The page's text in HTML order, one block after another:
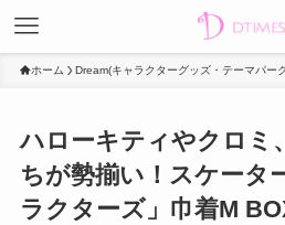
ホーム Dream(キャラクターグッズ・テーマパー
ハローキティやクロミ
ちが勢揃い！スケータ
ラクターズ」巾着M